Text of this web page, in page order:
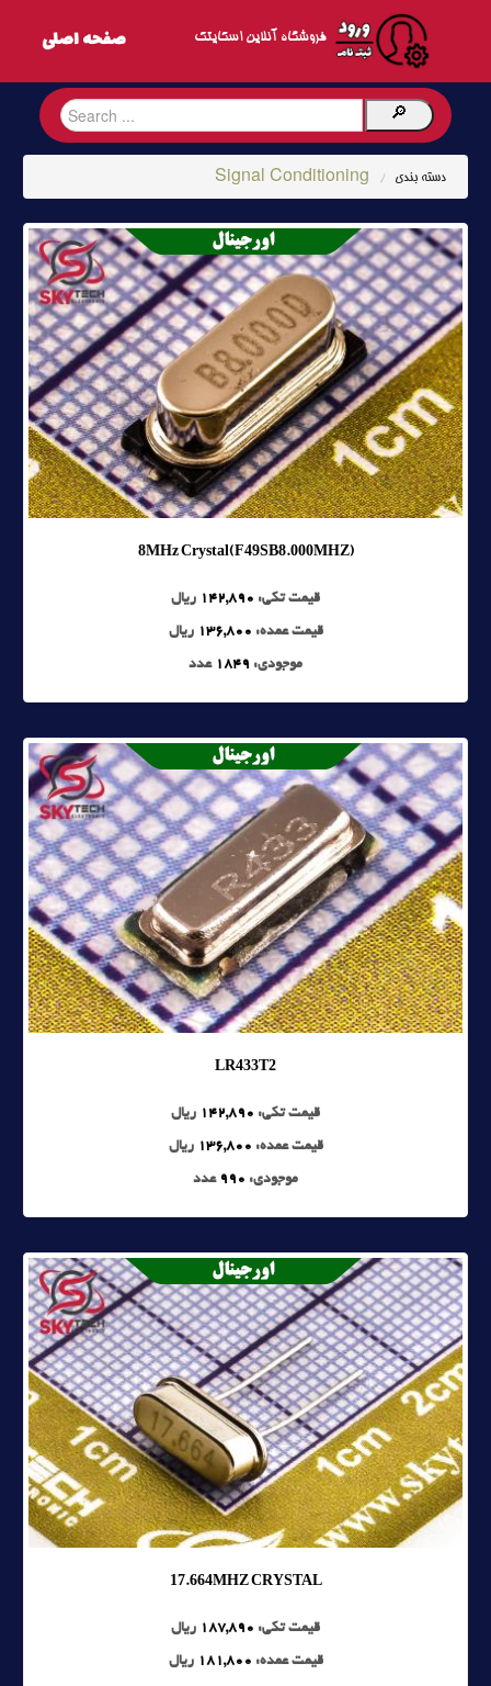
فروشگاه آنلاین اسکایتک
دسته بندی /
Signal Conditioning
8MHz Crystal(F49SB8.000MHZ)
قیمت تکی: 142,890 ریال
قیمت عمده: 136,800 ریال
موجودی: 1849 عدد
LR433T2
قیمت تکی: 142,890 ریال
قیمت عمده: 136,800 ریال
موجودی: 990 عدد
17.664MHZ CRYSTAL
قیمت تکی: 187,890 ریال
قیمت عمده: 181,800 ریال